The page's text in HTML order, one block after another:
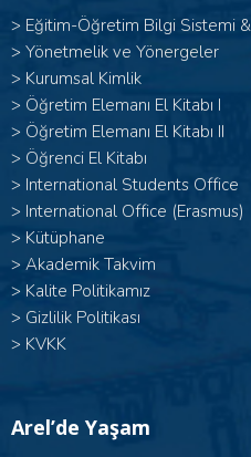
> Eğitim-Öğretim Bilgi Sistemi
> Yönetmelik ve Yönergeler
> Kurumsal Kimlik
> Öğretim Elemanı El Kitabı I
> Öğretim Elemanı El Kitabı II
> Öğrenci El Kitabı
> International Students Office
> International Office (Erasmus)
> Kütüphane
> Akademik Takvim
> Kalite Politikamız
> Gizlilik Politikası
> KVKK
Arel’de Yaşam